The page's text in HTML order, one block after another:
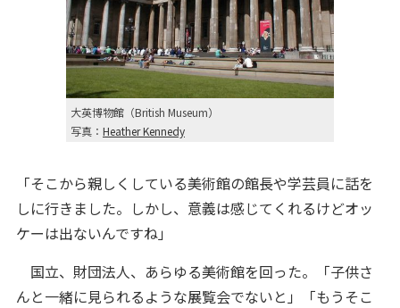
大英博物館（British Museum）
写真： Heather Kennedy
「そこから親しくしている美術館の館長や学芸員に話を
しに行きました。しかし、意義は感じてくれるけどオッ
ケーは出ないんですね」
国立、財団法人、あらゆる美術館を回った。「子供さ
んと一緒に見られるような展覧会でないと」「もうそこ